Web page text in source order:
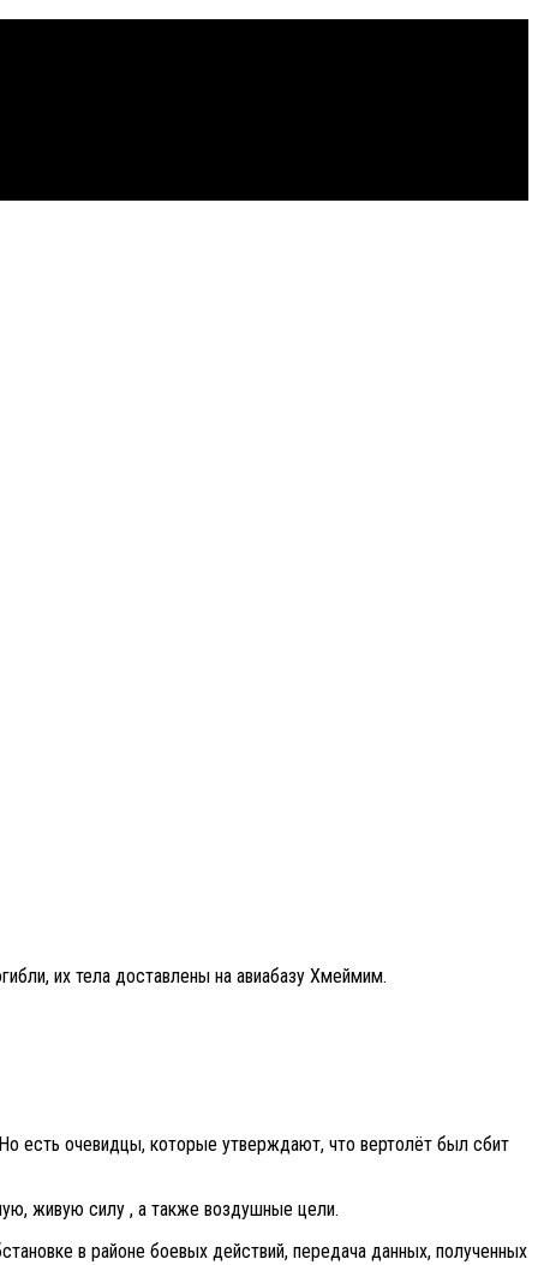
их тела доставлены на авиабазу Хмеймим.
есть очевидцы, которые утверждают, что вертолёт был сбит
живую силу , а также воздушные цели.
в районе боевых действий, передача данных, полученных